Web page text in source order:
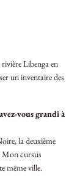
Libenga en
un inventaire des
vous grandi à
la deuxième
Mon cursus
même ville.